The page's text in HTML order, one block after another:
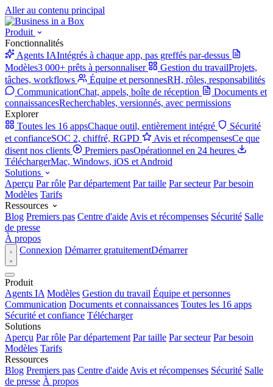
Aller au contenu principal
Produit
Fonctionnalités
Agents IAIntégrés à chaque app, pas greffés par-dessus
Modèles3 000+ prêts à personnaliser Gestion du travailProjets,
tâches, workflows
Équipe et personnesRH, rôles, responsabilités
CommunicationChat, appels, boîte de réception
Documents et
connaissancesRecherchables, versionnés, avec permissions
Explorer
Toutes les 16 appsChaque outil, entièrement intégré
Sécurité
et confianceSOC 2, chiffré, RGPD Avis et récompensesCe que
disent nos clients
Premiers pasOpérationnel en 24 heures
TéléchargerMac, Windows, iOS et Android
Solutions
Aperçu Par rôle Par département Par taille Par secteur Par besoin
Modèles Tarifs
Ressources
Blog Premiers pas Centre d'aide Avis et récompenses Sécurité Salle
de presse
À propos
Connexion Démarrer gratuitementDémarrer
Produit
Agents IA Modèles Gestion du travail Équipe et personnes
Communication Documents et connaissances Toutes les 16 apps
Sécurité et confiance Télécharger
Solutions
Aperçu Par rôle Par département Par taille Par secteur Par besoin
Modèles Tarifs
Ressources
Blog Premiers pas Centre d'aide Avis et récompenses Sécurité Salle
de presse À propos